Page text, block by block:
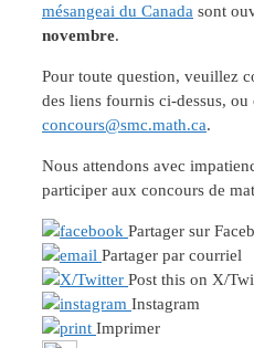
mésangeai du Canada sont
novembre.
Pour toute question, veuillez
des liens fournis ci-dessus, ou
concours@smc.math.ca.
Nous attendons avec
participer aux concours de
Partager sur
Partager par courriel
Post this on X/
Instagram
Imprimer